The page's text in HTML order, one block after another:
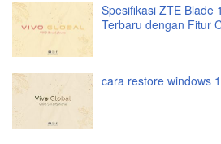
Spesifikasi ZTE Blade
Terbaru dengan Fitur
cara restore windows